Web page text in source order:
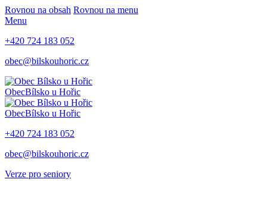
Rovnou na obsah Rovnou na menu
Menu
+420 724 183 052
obec@bilskouhoric.cz
ObecBílsko u Hořic
ObecBílsko u Hořic
+420 724 183 052
obec@bilskouhoric.cz
Verze pro seniory